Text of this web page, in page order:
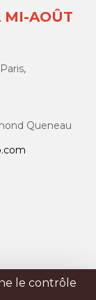
MI-AOÛT
Queneau
le contrôle